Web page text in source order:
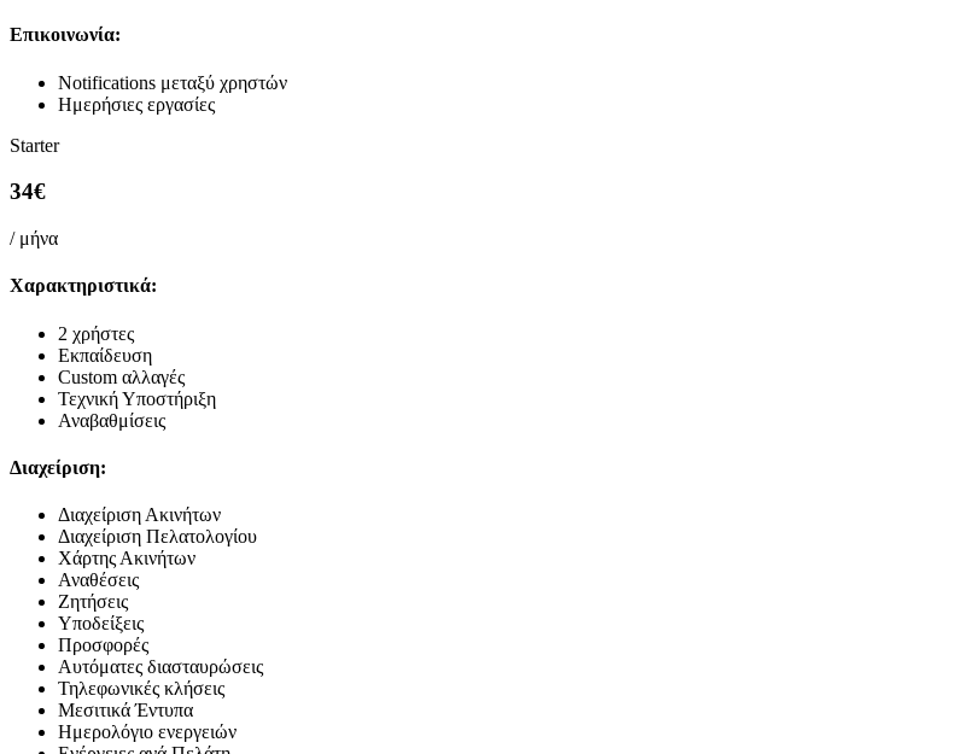
Επικοινωνία:
Notifications μεταξύ χρηστών
Ημερήσιες εργασίες
Starter
34€
/μήνα
Χαρακτηριστικά:
2 χρήστες
Εκπαίδευση
Custom αλλαγές
Τεχνική Υποστήριξη
Αναβαθμίσεις
Διαχείριση:
Διαχείριση Ακινήτων
Διαχείριση Πελατολογίου
Χάρτης Ακινήτων
Αναθέσεις
Ζητήσεις
Υποδείξεις
Προσφορές
Αυτόματες διασταυρώσεις
Τηλεφωνικές κλήσεις
Μεσιτικά Έντυπα
Ημερολόγιο ενεργειών